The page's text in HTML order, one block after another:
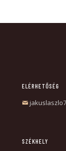
ELÉRHETŐSÉG
SZÉKHELY